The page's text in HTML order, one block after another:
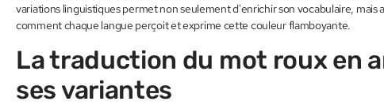
variations linguistiques permet non seulement d'enrichir son vocabulaire, mais
comment chaque langue perçoit et exprime cette couleur flamboyante.
La traduction du mot roux en
ses variantes